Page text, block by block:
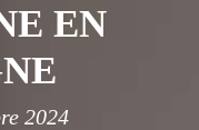
EN
2024